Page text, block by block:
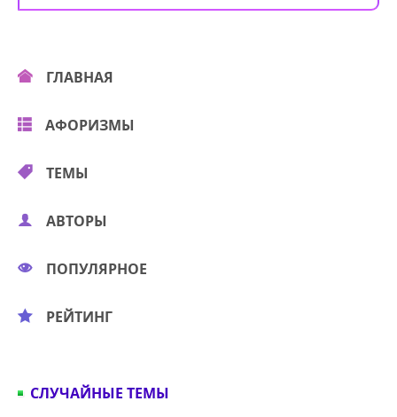
ГЛАВНАЯ
АФОРИЗМЫ
ТЕМЫ
АВТОРЫ
ПОПУЛЯРНОЕ
РЕЙТИНГ
СЛУЧАЙНЫЕ ТЕМЫ